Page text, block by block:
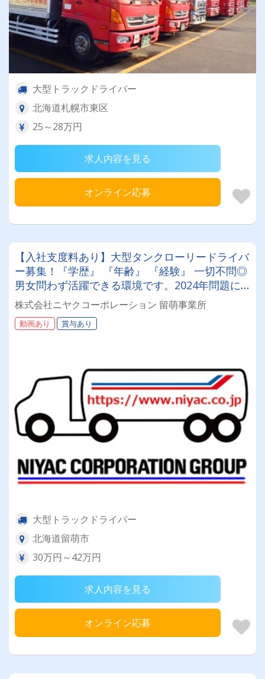
大型トラックドライバー
北海道札幌市東区
25～28万円
求人内容を見る
オンライン応募
【入社支度料あり】大型タンクローリードライバ
ー募集！『学歴』 『年齢』 『経験』 一切不問◎
男女問わず活躍できる環境です。2024年問題に
も徹底対策！
株式会社ニヤクコーポレーション 留萌事業所
動画あり 賞与あり
大型トラックドライバー
北海道留萌市
30万円～42万円
求人内容を見る
オンライン応募